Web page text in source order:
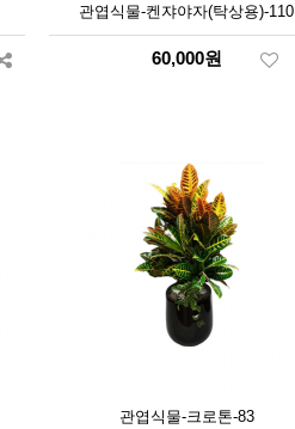
관엽식물-켄쟈야자(탁상용)-110
60,000원
관엽식물-크로톤-83